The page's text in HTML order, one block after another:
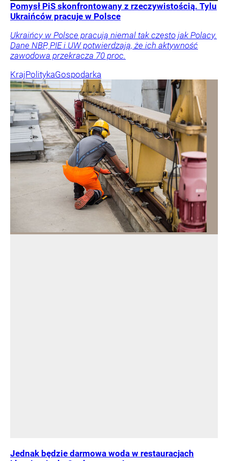
Pomysł PiS skonfrontowany z rzeczywistością. Tylu
Ukraińców pracuje w Polsce
Ukraińcy w Polsce pracują niemal tak często jak Polacy.
Dane NBP, PIE i UW potwierdzają, że ich aktywność
zawodowa przekracza 70 proc.
KrajPolitykaGospodarka
Jednak będzie darmowa woda w restauracjach